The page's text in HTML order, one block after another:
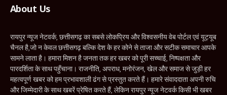
About Us
रायपुर न्यूज नेटवर्क, छत्तीसगढ़ का सबसे लोकप्रिय और विश्वसनीय वेब पोर्टल एवं यूट्यूब
चैनल है,जो न केवल छत्तीसगढ़ बल्कि देश के हर कोने से ताजा और सटीक समाचार आपके
सामने लाता है। हमारा मिशन है जनता तक हर खबर को पूरी सच्चाई, निष्पक्षता और
पारदर्शिता के साथ पहुँचाना। राजनीति, अपराध, मनोरंजन, खेल और समाज से जुड़ी हर
महत्वपूर्ण खबर को हम प्रभावशाली ढंग से प्रस्तुत करते हैं। हमारे संवाददाता अपनी रुचि
और जिम्मेदारी के साथ खबरें प्रेषित करते हैं, लेकिन रायपुर न्यूज नेटवर्क किसी भी खबर